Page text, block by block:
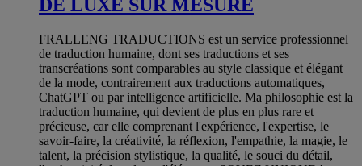
DE LUXE SUR MESURE
FRALLENG TRADUCTIONS est un service professionnel
de traduction humaine, dont ses traductions et ses
transcréations sont comparables au style classique et élégant
de la mode, contrairement aux traductions automatiques,
ChatGPT ou par intelligence artificielle. Ma philosophie est la
traduction humaine, qui devient de plus en plus rare et
précieuse, car elle comprenant l'expérience, l'expertise, le
savoir-faire, la créativité, la réflexion, l'empathie, la magie, le
talent, la précision stylistique, la qualité, le souci du détail,